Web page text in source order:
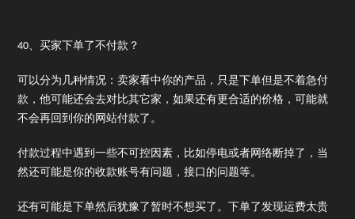
40、买家下单了不付款？
可以分为几种情况：卖家看中你的产品，只是下单但是不着急付
款，他可能还会去对比其它家，如果还有更合适的价格，可能就
不会再回到你的网站付款了。
付款过程中遇到一些不可控因素，比如停电或者网络断掉了，当
然还可能是你的收款账号有问题，接口的问题等。
还有可能是下单然后犹豫了暂时不想买了。下单了发现运费太贵